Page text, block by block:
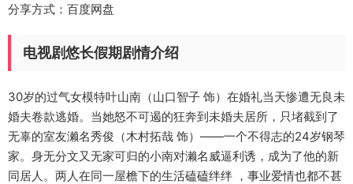
分享方式：百度网盘
电视剧悠长假期剧情介绍
30岁的过气女模特叶山南（山口智子 饰）在婚礼当天惨遭无良未
婚夫卷款逃婚。当她怒不可遏的狂奔到未婚夫居所，只堵截到了
无辜的室友濑名秀俊（木村拓哉 饰）——一个不得志的24岁钢琴
家。身无分文又无家可归的小南对濑名威逼利诱，成为了他的新
同居人。两人在同一屋檐下的生活磕磕绊绊 ，事业爱情也都不甚